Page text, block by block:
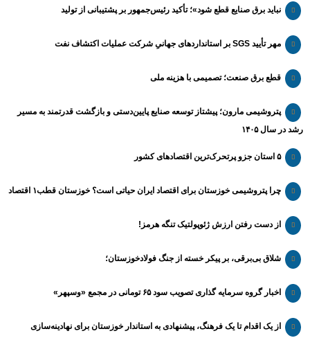
نباید برق صنایع قطع شود»؛ تأکید رئیس‌جمهور بر پشتیبانی از تولید
مهر تأیید SGS بر استانداردهای جهانیِ شرکت عملیات اکتشاف نفت
قطع برق صنعت؛ تصمیمی با هزینه ملی
پتروشیمی مارون؛ پیشتاز توسعه صنایع پایین‌دستی و بازگشت قدرتمند به مسیر
رشد در سال ۱۴۰۵
۵ استان جزو پرتحرک‌ترین اقتصاد‌های کشور
چرا پتروشیمی خوزستان برای اقتصاد ایران حیاتی است؟ خوزستان قطب۱ اقتصاد
از دست رفتن ارزش ژئوپولتیک تنگه هرمز!
شلاق‌ بی‌برقی، بر پیکر خسته‌ از جنگ فولادخوزستان؛
اخبار گروه سرمایه گذاری تصویب سود ۶۵ تومانی در مجمع «وسپهر»
از یک اقدام تا یک فرهنگ، پیشنهادی به استاندار خوزستان برای نهادینه‌سازی